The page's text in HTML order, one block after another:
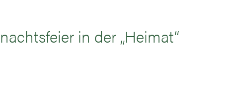
in der „Heimat“